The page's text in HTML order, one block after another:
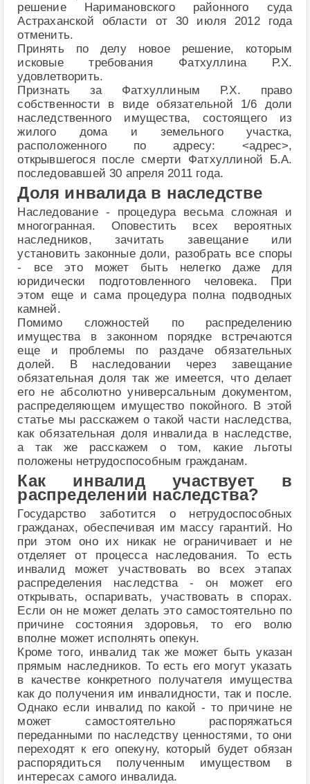
решение Наримановского районного суда
Астраханской области от 30 июля 2012 года
отменить.
Принять по делу новое решение, которым
исковые требования Фатхуллина Р.Х.
удовлетворить.
Признать за Фатхуллиным Р.Х. право
собственности в виде обязательной 1/6 доли
наследственного имущества, состоящего из
жилого дома и земельного участка,
расположенного по адресу: <адрес>,
открывшегося после смерти Фатхуллиной Б.А.
последовавшей 30 апреля 2011 года.
Доля инвалида в наследстве
Наследование - процедура весьма сложная и
многогранная. Оповестить всех вероятных
наследников, зачитать завещание или
установить законные доли, разобрать все споры
- все это может быть нелегко даже для
юридически подготовленного человека. При
этом еще и сама процедура полна подводных
камней.
Помимо сложностей по распределению
имущества в законном порядке встречаются
еще и проблемы по раздаче обязательных
долей. В наследовании через завещание
обязательная доля так же имеется, что делает
его не абсолютно универсальным документом,
распределяющем имущество покойного. В этой
статье мы расскажем о такой части наследства,
как обязательная доля инвалида в наследстве,
а так же расскажем о том, какие льготы
положены нетрудоспособным гражданам.
Как инвалид участвует в
распределении наследства?
Государство заботится о нетрудоспособных
гражданах, обеспечивая им массу гарантий. Но
при этом оно их никак не ограничивает и не
отделяет от процесса наследования. То есть
инвалид может участвовать во всех этапах
распределения наследства - он может его
открывать, оспаривать, участвовать в спорах.
Если он не может делать это самостоятельно по
причине состояния здоровья, то его волю
вполне может исполнять опекун.
Кроме того, инвалид так же может быть указан
прямым наследников. То есть его могут указать
в качестве конкретного получателя имущества
как до получения им инвалидности, так и после.
Однако если инвалид по какой - то причине не
может самостоятельно распоряжаться
переданными по наследству ценностями, то они
переходят к его опекуну, который будет обязан
распорядиться полученным имуществом в
интересах самого инвалида.